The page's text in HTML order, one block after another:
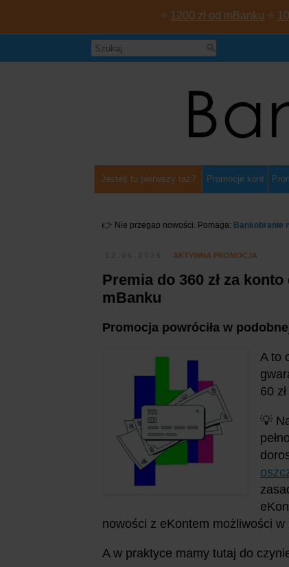
⭐ 1200 zł od mBanku ⭐
Jesteś tu pierwszy raz? Promocje kont
👉 Nie przegap nowości. Pomaga: Bankobranie
AKTYWNA PROMOCJA
Premia do 360 zł za
mBanku
Promocja powróciła w
A to
60
💡
nowości z eKontem możliwości w
A w praktyce mamy tutaj do